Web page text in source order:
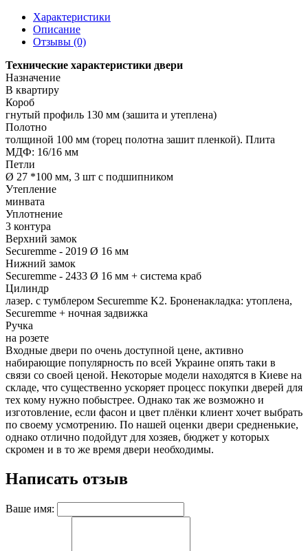
Характеристики
Описание
Отзывы (0)
Технические характеристики двери
Назначение
В квартиру
Короб
гнутый профиль 130 мм (зашита и утеплена)
Полотно
толщиной 100 мм (торец полотна зашит пленкой). Плита
МДФ: 16/16 мм
Петли
Ø 27 *100 мм, 3 шт c подшипником
Утепление
минвата
Уплотнение
3 контура
Верхний замок
Securemme - 2019 Ø 16 мм
Нижний замок
Securemme - 2433 Ø 16 мм + система краб
Цилиндр
лазер. с тумблером Securemme K2. Броненакладка: утоплена,
Securemme + ночная задвижка
Ручка
на розете
Входные двери по очень доступной цене, активно
набирающие популярность по всей Украине опять таки в
связи со своей ценой. Некоторые модели находятся в Киеве на
складе, что существенно ускоряет процесс покупки дверей для
тех кому нужно побыстрее. Однако так же возможно и
изготовление, если фасон и цвет плёнки клиент хочет выбрать
по своему усмотрению. По нашей оценки двери средненькие,
однако отлично подойдут для хозяев, бюджет у которых
скромен и в то же время двери необходимы.
Написать отзыв
Ваше имя: